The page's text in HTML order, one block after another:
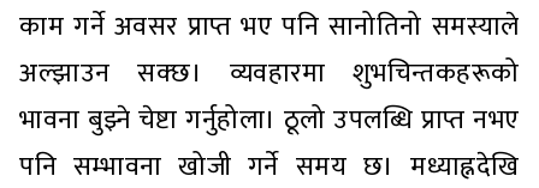
काम गर्ने अवसर प्राप्त भए पनि सानोतिनो समस्याले
अल्झाउन सक्छ। व्यवहारमा शुभचिन्तकहरूको
भावना बुझ्ने चेष्टा गर्नुहोला। ठूलो उपलब्धि प्राप्त नभए
पनि सम्भावना खोजी गर्ने समय छ। मध्याह्नदेखि